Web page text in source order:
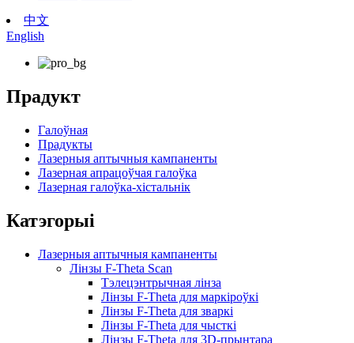
中文
English
Прадукт
Галоўная
Прадукты
Лазерныя аптычныя кампаненты
Лазерная апрацоўчая галоўка
Лазерная галоўка-хістальнік
Катэгорыі
Лазерныя аптычныя кампаненты
Лінзы F-Theta Scan
Тэлецэнтрычная лінза
Лінзы F-Theta для маркіроўкі
Лінзы F-Theta для зваркі
Лінзы F-Theta для чысткі
Лінзы F-Theta для 3D-прынтара